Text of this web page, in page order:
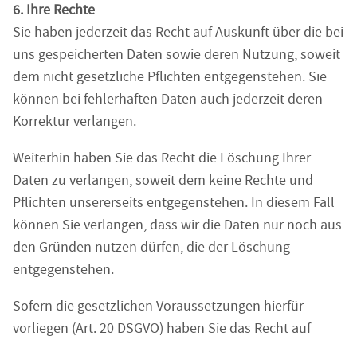
6. Ihre Rechte
Sie haben jederzeit das Recht auf Auskunft über die bei
uns gespeicherten Daten sowie deren Nutzung, soweit
dem nicht gesetzliche Pflichten entgegenstehen. Sie
können bei fehlerhaften Daten auch jederzeit deren
Korrektur verlangen.
Weiterhin haben Sie das Recht die Löschung Ihrer
Daten zu verlangen, soweit dem keine Rechte und
Pflichten unsererseits entgegenstehen. In diesem Fall
können Sie verlangen, dass wir die Daten nur noch aus
den Gründen nutzen dürfen, die der Löschung
entgegenstehen.
Sofern die gesetzlichen Voraussetzungen hierfür
vorliegen (Art. 20 DSGVO) haben Sie das Recht auf